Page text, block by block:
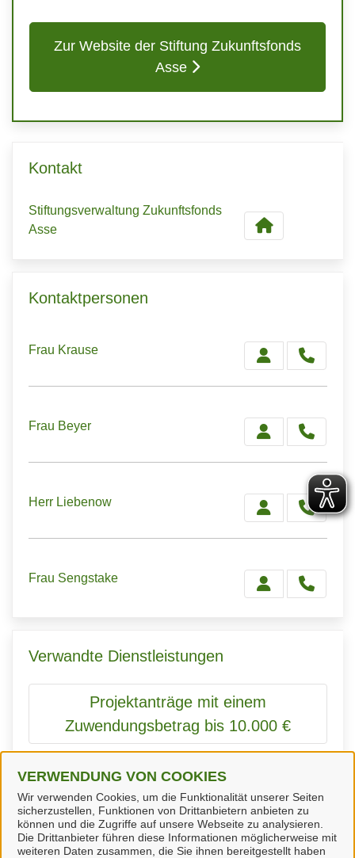
VERWENDUNG VON COOKIES
Wir verwenden Cookies, um die Funktionalität unserer Seiten
sicherzustellen, Funktionen von Drittanbietern anbieten zu
können und die Zugriffe auf unsere Webseite zu analysieren.
Die Drittanbieter führen diese Informationen möglicherweise mit
weiteren Daten zusammen, die Sie ihnen bereitgestellt haben
Zur Website der Stiftung Zukunftsfonds
Asse
Kontakt
Stiftungsverwaltung Zukunftsfonds
Asse
Kontaktpersonen
Frau Krause
Frau Beyer
Herr Liebenow
Frau Sengstake
Verwandte Dienstleistungen
Projektanträge mit einem
Zuwendungsbetrag bis 10.000 €
Anfragen und Anträge mit einem
Zuwendungsbetrag über 10.000 €